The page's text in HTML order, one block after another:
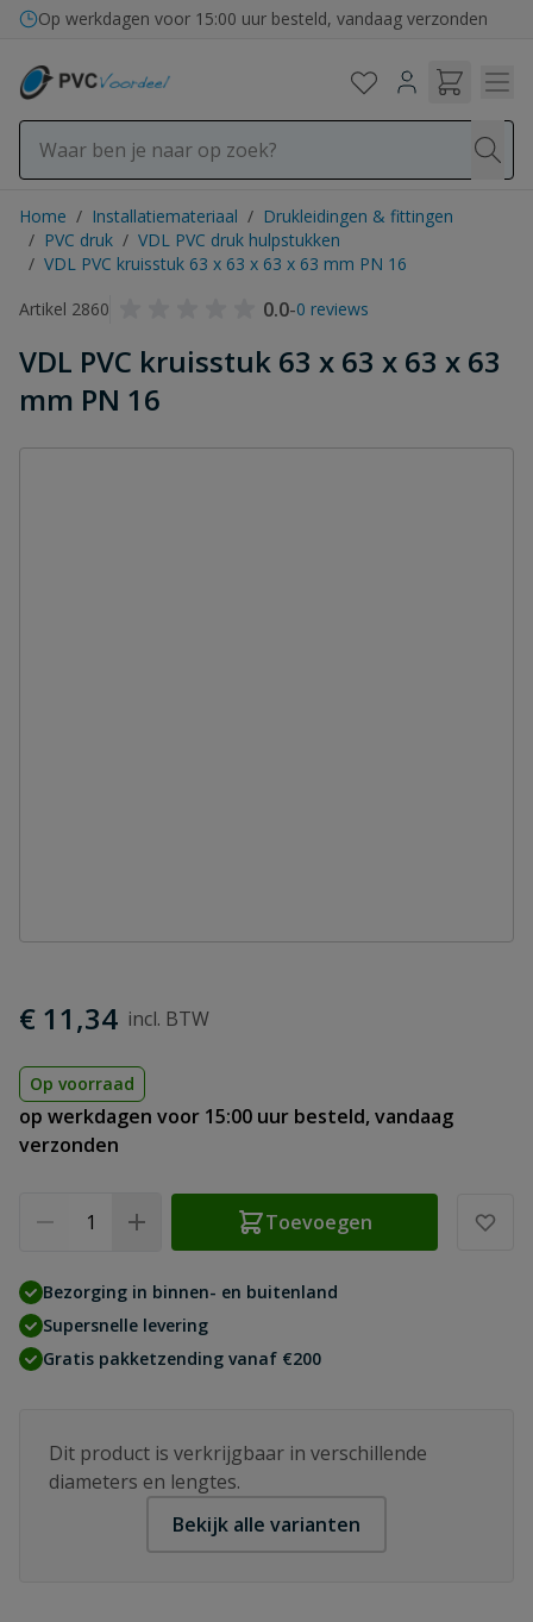
Ga naar de inhoud
Op werkdagen voor 15:00 uur besteld, vandaag verzonden
Home / Installatiemateriaal / Drukleidingen & fittingen
/ PVC druk / VDL PVC druk hulpstukken
/ VDL PVC kruisstuk 63 x 63 x 63 x 63 mm PN 16
Artikel 2860
0.0-0 reviews
VDL PVC kruisstuk 63 x 63 x 63 x 63
mm PN 16
€ 11,34
Op voorraad
op werkdagen voor 15:00 uur besteld, vandaag
verzonden
Toevoegen
Bezorging in binnen- en buitenland
Supersnelle levering
Gratis pakketzending vanaf €200
Dit product is verkrijgbaar in verschillende
diameters en lengtes.
Bekijk alle varianten